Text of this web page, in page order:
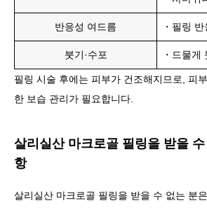
반응성 여드름 ・필링
붓기·수포 ・드물
필링 시술 후에는 피부가 건조해지므로, 피
한 보습 관리가 필요합니다.
살리실산 마크로골 필링을 받을
항
살리실산 마크로골 필링을 받을 수 없는 분